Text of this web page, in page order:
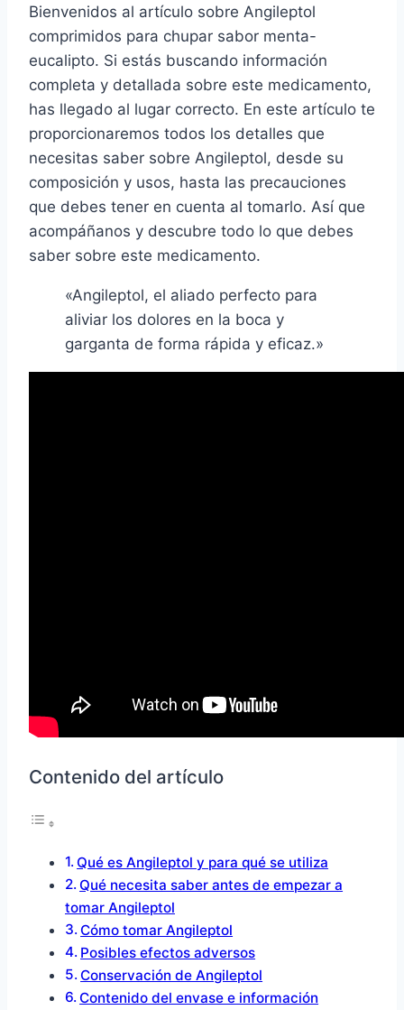
Bienvenidos al artículo sobre Angileptol
comprimidos para chupar sabor menta-
eucalipto. Si estás buscando información
completa y detallada sobre este medicamento,
has llegado al lugar correcto. En este artículo te
proporcionaremos todos los detalles que
necesitas saber sobre Angileptol, desde su
composición y usos, hasta las precauciones
que debes tener en cuenta al tomarlo. Así que
acompáñanos y descubre todo lo que debes
saber sobre este medicamento.
«Angileptol, el aliado perfecto para
aliviar los dolores en la boca y
garganta de forma rápida y eficaz.»
Contenido del artículo
Qué es Angileptol y para qué se utiliza
Qué necesita saber antes de empezar a
tomar Angileptol
Cómo tomar Angileptol
Posibles efectos adversos
Conservación de Angileptol
Contenido del envase e información